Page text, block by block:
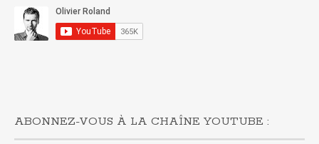
ABONNEZ-VOUS À LA CHAÎNE YOUTUBE :